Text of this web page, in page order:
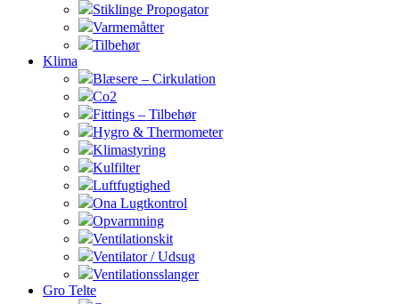
Stiklinge Propogator
Varmemåtter
Tilbehør
Klima
Blæsere – Cirkulation
Co2
Fittings – Tilbehør
Hygro & Thermometer
Klimastyring
Kulfilter
Luftfugtighed
Ona Lugtkontrol
Opvarmning
Ventilationskit
Ventilator / Udsug
Ventilationsslanger
Gro Telte